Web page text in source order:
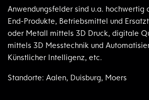
Anwendungsfelder sind u.a.
End-Produkte, Betriebsmittel und
oder Metall mittels 3D Druck, digitale
mittels 3D Messtechnik und
Künstlicher Intelligenz, etc.
Standorte: Aalen, Duisburg, Moers